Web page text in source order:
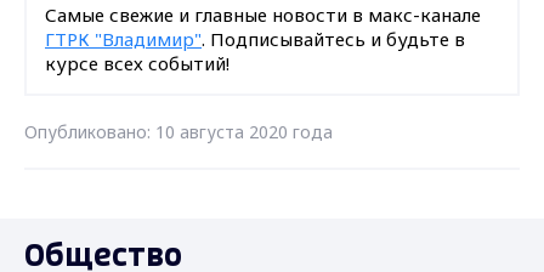
Самые свежие и главные новости в макс-канале
ГТРК "Владимир". Подписывайтесь и будьте в
курсе всех событий!
Опубликовано: 10 августа 2020 года
Общество